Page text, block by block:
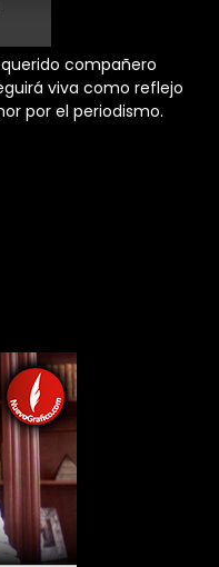
compañero
viva como reflejo
por el periodismo.